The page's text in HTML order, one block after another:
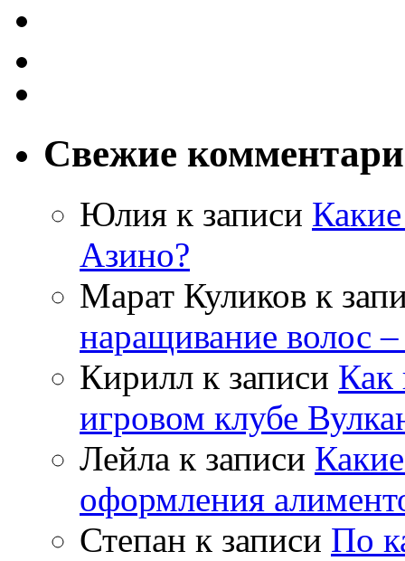
Свежие
Юлия к записи
Азино?
Марат Куликов к
наращивание волос
Кирилл к записи Как
игровом клубе
Лейла к записи
оформления
Степан к записи По